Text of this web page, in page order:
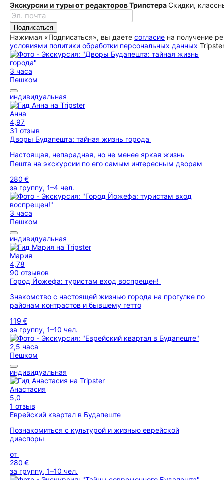
Экскурсии и туры от редакторов ТрипстераСкидки,
Подписаться
Нажимая «Подписаться», вы даете согласие на получение
условиями политики обработки персональных данных
3 часа
Пешком
индивидуальная
Анна
4,97
31 отзыв
Дворы Будапешта: тайная жизнь города
Настоящая, непарадная, но не менее яркая жизнь
Пешта на экскурсии по его самым интересным дворам
280 €
за группу, 1–4 чел.
3 часа
Пешком
индивидуальная
Мария
4,78
90 отзывов
Город Йожефа: туристам вход воспрещен!
Знакомство с настоящей жизнью города на прогулке по
районам контрастов и бывшему гетто
119 €
за группу, 1–10 чел.
2,5 часа
Пешком
индивидуальная
Анастасия
5,0
1 отзыв
Еврейский квартал в Будапеште
Познакомиться с культурой и жизнью еврейской
диаспоры
от
280 €
за группу, 1–10 чел.